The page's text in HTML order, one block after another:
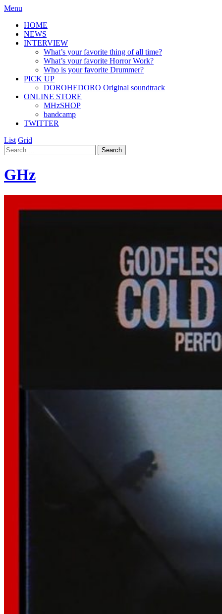
Menu
HOME
NEWS
INTERVIEW
What’s your favorite thing of all time?
What’s your favorite Horror Work?
Who is your favorite Drummer?
PICK UP
DOROHEDORO Original soundtrack
ONLINE STORE
MHzSHOP
bandcamp
TWITTER
List Grid
GHz